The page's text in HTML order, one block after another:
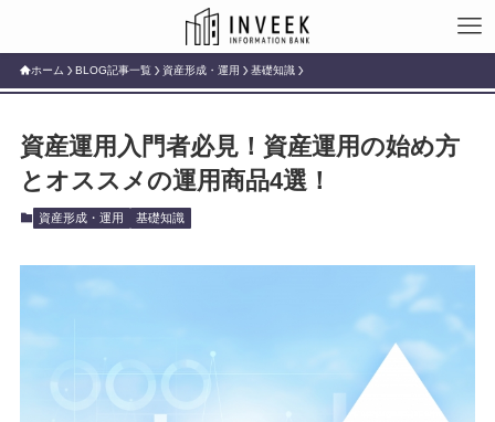
ホーム BLOG記事一覧 資産形成・運用 基礎知識
資産運用入門者必見！資産運用の始め方
とオススメの運用商品4選！
資産形成・運用 基礎知識